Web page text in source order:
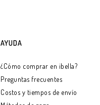
AYUDA
¿Cómo comprar en ibella?
Preguntas frecuentes
Costos y tiempos de envío